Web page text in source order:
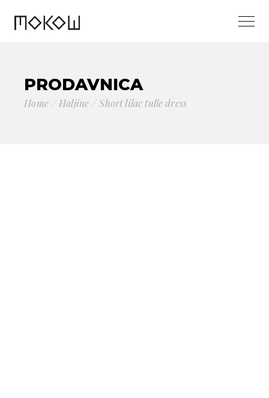
PRODAVNICA
Home Haljine Short lilac tulle dress